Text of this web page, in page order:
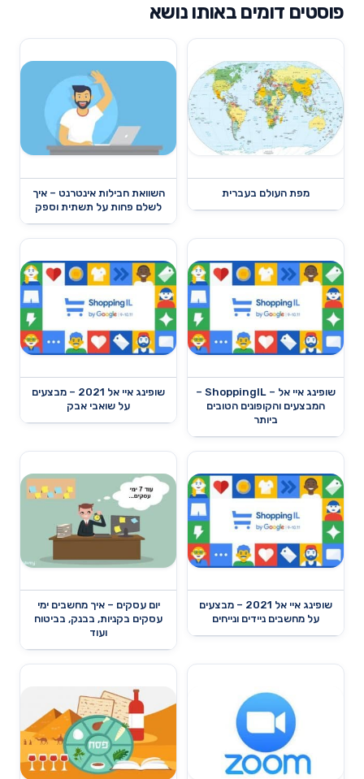
פוסטים דומים באותו נושא
מפת העולם בעברית
השוואת חבילות אינטרנט – איך
לשלם פחות על תשתית וספק
שופינג איי אל – ShoppingIL –
המבצעים והקופונים הטובים
ביותר
שופינג איי אל 2021 – מבצעים
על שואבי אבק
שופינג איי אל 2021 – מבצעים
על מחשבים ניידים ונייחים
יום עסקים – איך מחשבים ימי
עסקים בקניות, בבנק, בביטוח
ועוד